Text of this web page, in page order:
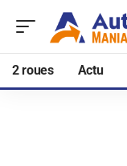
2 roues Actu